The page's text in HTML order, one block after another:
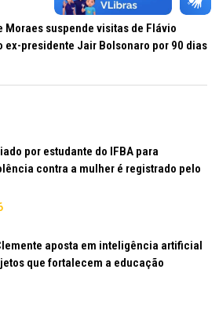
Moraes suspende visitas de Flávio
ex-presidente Jair Bolsonaro por 90 dias
por estudante do IFBA para
contra a mulher é registrado pelo
aposta em inteligência artificial
que fortalecem a educação